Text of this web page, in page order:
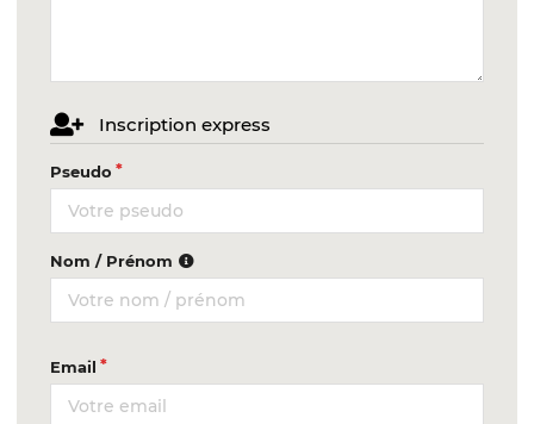
Inscription express
Pseudo
Nom / Prénom
Email